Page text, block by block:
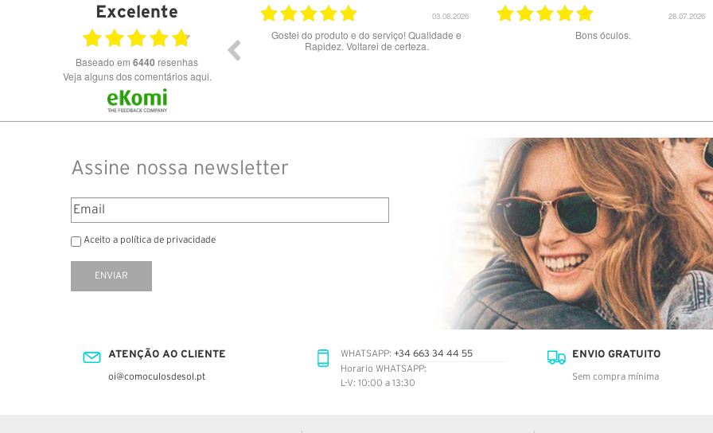
Excelente
Baseado em 6440 resenhas
Veja alguns dos comentários aqui.
Óculos de excelente qualidade aos melhores
preços
20.07.2026
Excelente serviço.
02.07.2026
Muito bom serviço e produtos. Site claro e ótimos
Assine nossa newsletter
Aceito a política de privacidade
ENVIAR
ATENÇÃO AO CLIENTE
oi@comoculosdesol.pt
WHATSAPP: +34 663 34 44 55
Horario WHATSAPP:
L-V: 10:00 a 13:30
ENVIO GRATUITO
Sem compra mínima